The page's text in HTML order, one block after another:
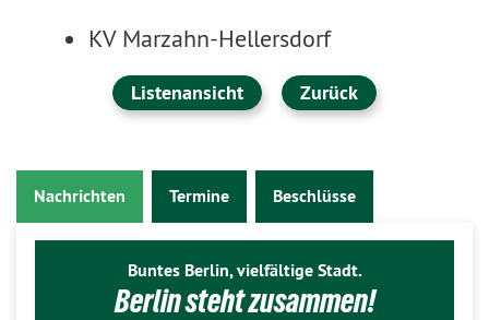
KV Marzahn-Hellersdorf
Listenansicht Zurück
Nachrichten Termine Beschlüsse
Buntes Berlin, vielfältige Stadt.
Berlin steht zusammen!